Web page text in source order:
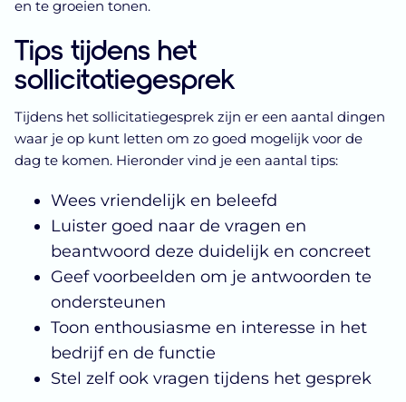
en te groeien tonen.
Tips tijdens het
sollicitatiegesprek
Tijdens het sollicitatiegesprek zijn er een aantal dingen
waar je op kunt letten om zo goed mogelijk voor de
dag te komen. Hieronder vind je een aantal tips:
Wees vriendelijk en beleefd
Luister goed naar de vragen en
beantwoord deze duidelijk en concreet
Geef voorbeelden om je antwoorden te
ondersteunen
Toon enthousiasme en interesse in het
bedrijf en de functie
Stel zelf ook vragen tijdens het gesprek